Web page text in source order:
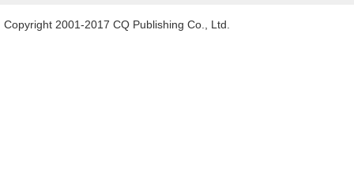
Copyright 2001-2017 CQ Publishing Co., Ltd.